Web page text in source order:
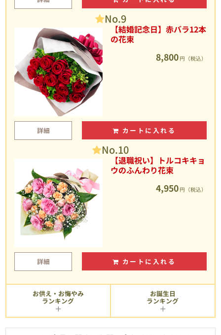
No.9
【結婚記念日】赤バラ12本
の花束
8,800 円（税込）
詳細 カートに入れる
No.10
【退職祝い】トルコキキョ
ウのふんわり花束
4,950 円（税込）
詳細 カートに入れる
お供え・お悔やみ
ランキング
お誕生日
ランキング